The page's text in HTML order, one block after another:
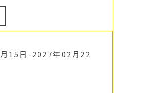
15日-2027年02月22